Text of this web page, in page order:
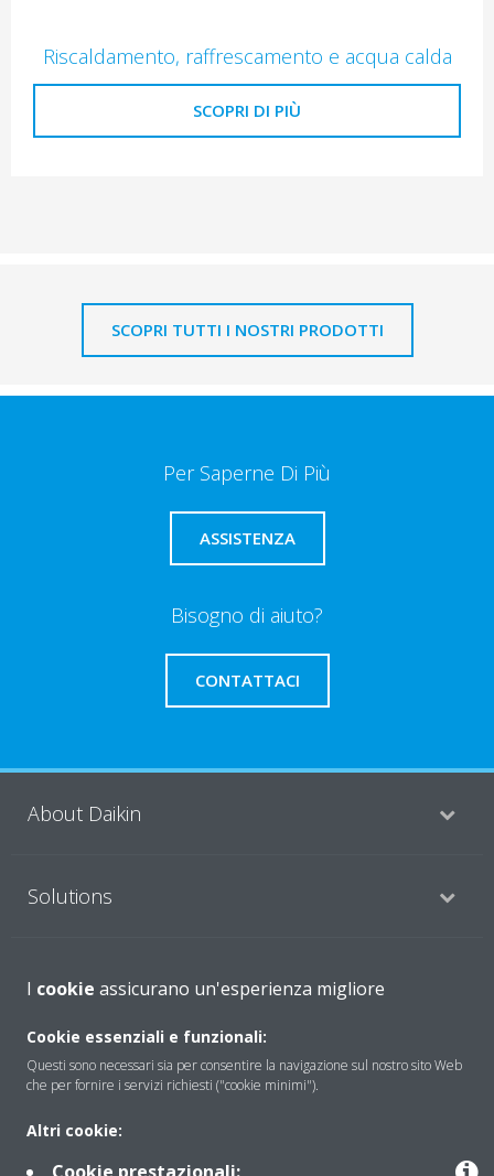
Riscaldamento, raffrescamento e acqua calda
SCOPRI DI PIÙ
SCOPRI TUTTI I NOSTRI PRODOTTI
Per Saperne Di Più
ASSISTENZA
Bisogno di aiuto?
CONTATTACI
About Daikin
Solutions
Contact
Products
I cookie assicurano un'esperienza migliore
Cookie essenziali e funzionali:
Questi sono necessari sia per consentire la navigazione sul nostro sito Web
che per fornire i servizi richiesti ("cookie minimi").
Altri cookie: